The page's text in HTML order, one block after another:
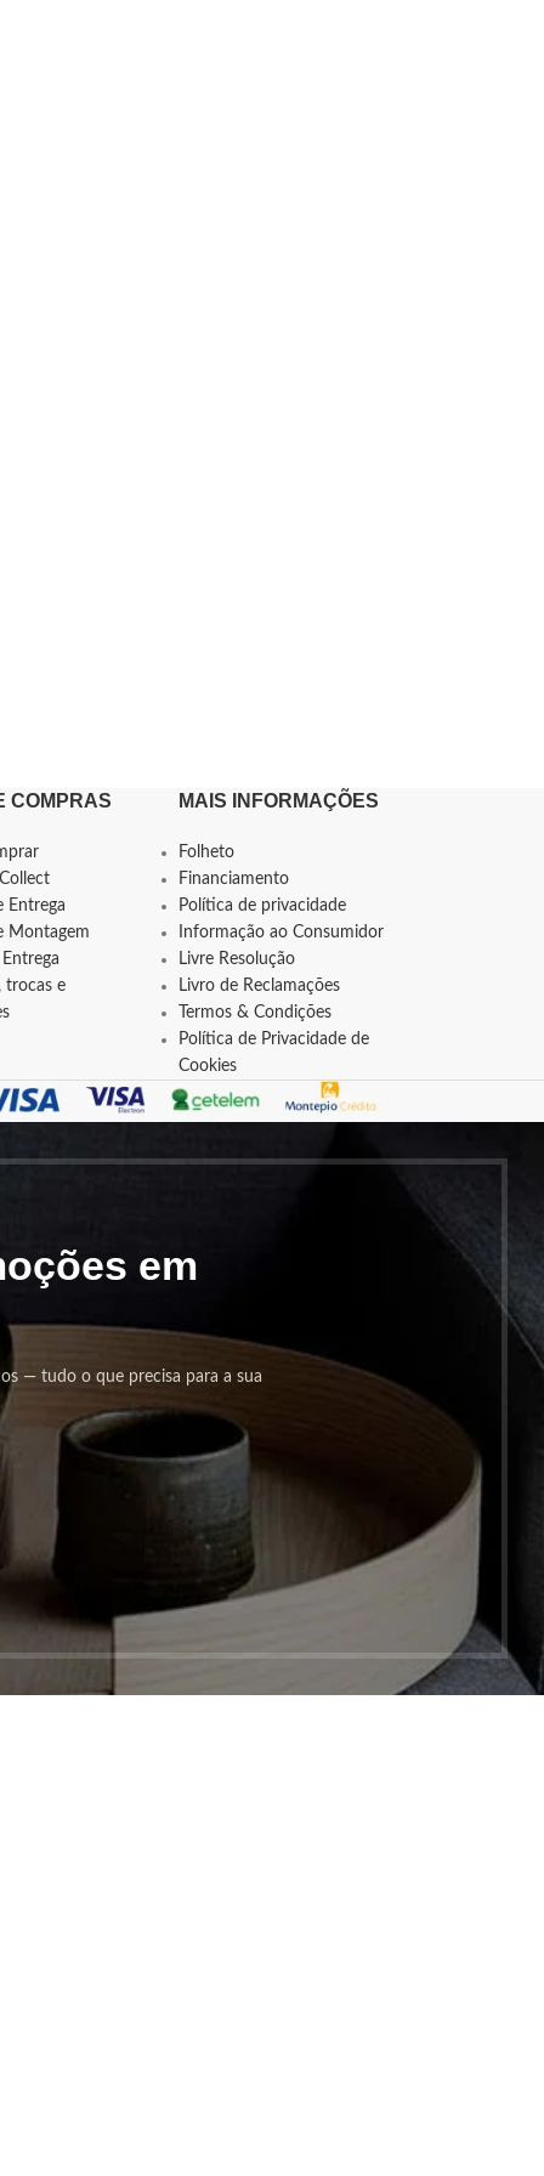
COMPRAS
Entrega
Montagem
trocas e
MAIS INFORMAÇÕES
Folheto
Financiamento
Política de privacidade
Informação ao Consumidor
Livre Resolução
Livro de Reclamações
Termos & Condições
Política de Privacidade de
Cookies
em
— tudo o que precisa para a sua